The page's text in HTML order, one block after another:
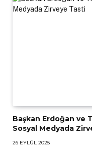
Başkan Erdoğan ve
Sosyal Medyada
26 EYLÜL 2025